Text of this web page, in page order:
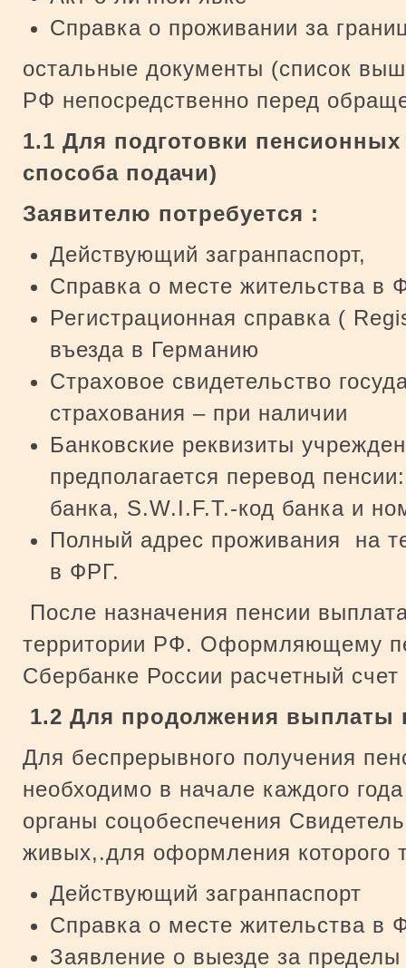
Справка о проживании за
остальные документы (список
РФ непосредственно перед
1.1 Для подготовки
способа подачи)
Заявителю потребуется :
Действующий загранпаспорт,
Справка о месте жительства в
Регистрационная справка (
въезда в Германию
Страховое свидетельство
страхования – при наличии
Банковские реквизиты
предполагается перевод
банка, S.W.I.F.T.-код банка и
Полный адрес проживания на
в ФРГ.
После назначения пенсии
территории РФ. Оформляющему
Сбербанке России расчетный
1.2 Для продолжения выплаты
Для беспрерывного получения
необходимо в начале каждого
органы соцобеспечения
живых,.для оформления которого
Действующий загранпаспорт
Справка о месте жительства в
Заявление о выезде за